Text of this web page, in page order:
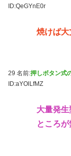
ID:QeGYnE0r
焼けば大
29 名前:押しボタン式
ID:aYOlLfMZ
大量発
ところ